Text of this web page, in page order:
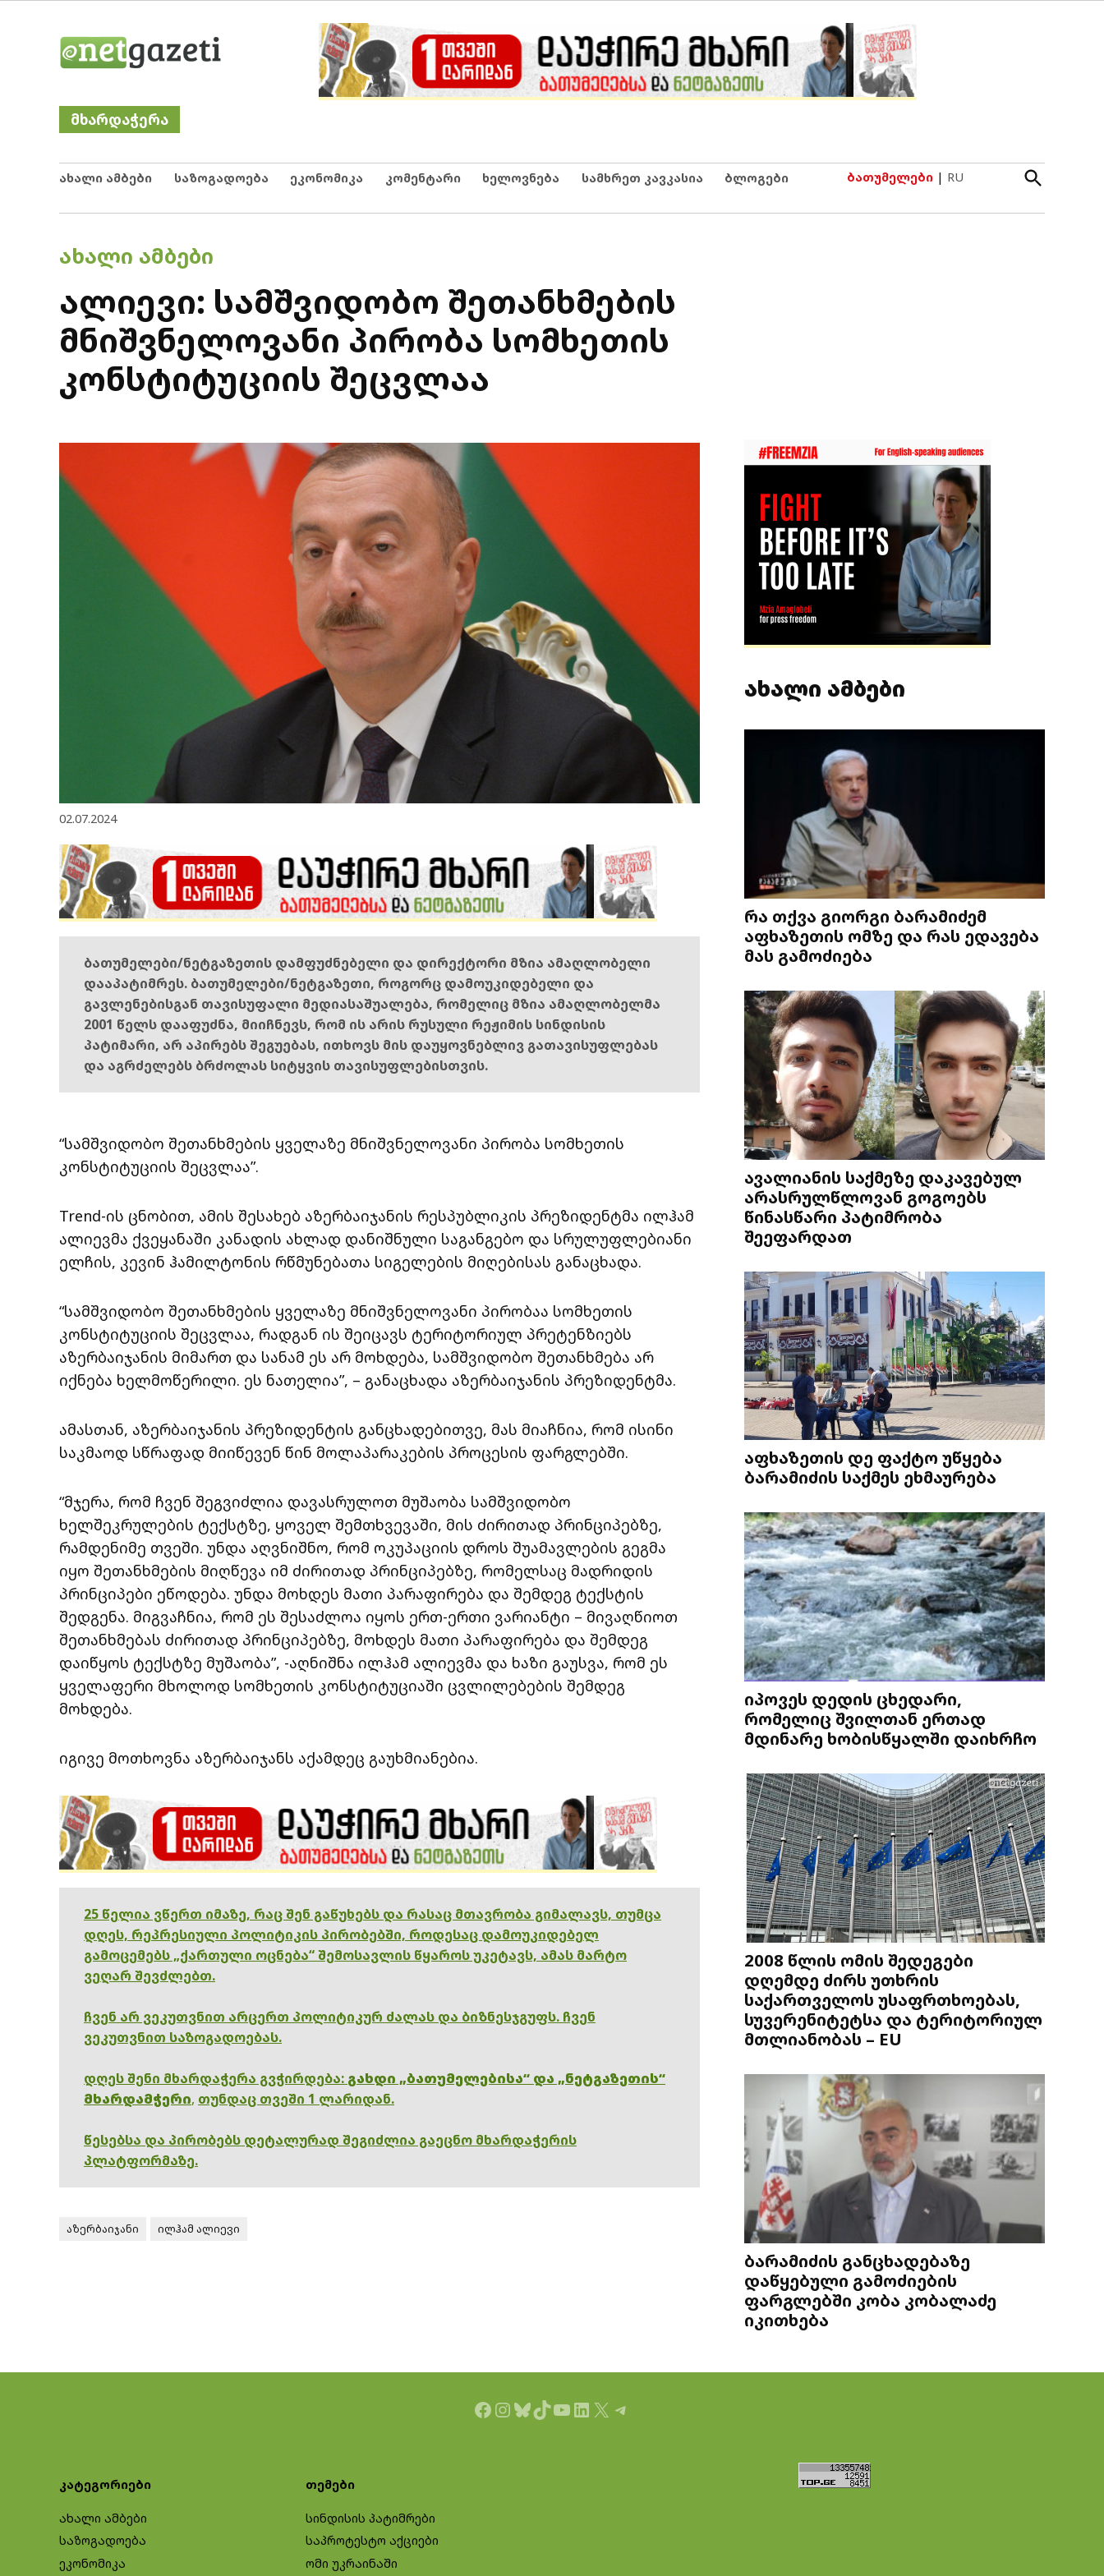
Netgazeti
მხარდაჭერა
ახალი ამბები საზოგადოება ეკონომიკა კომენტარი ხელოვნება სამხრეთ კავკასია ბლოგები ბათუმელები | RU
Open
Search
POSTED
ᲐᲮᲐᲚᲘ ᲐᲛᲑᲔᲑᲘ
ალიევი: სამშვიდობო შეთანხმების
მნიშვნელოვანი პირობა სომხეთის
კონსტიტუციის შეცვლაა
02.07.2024
ბათუმელები/ნეტგაზეთის დამფუძნებელი და დირექტორი მზია ამაღლობელი
დააპატიმრეს. ბათუმელები/ნეტგაზეთი, როგორც დამოუკიდებელი და
გავლენებისგან თავისუფალი მედიასაშუალება, რომელიც მზია ამაღლობელმა
2001 წელს დააფუძნა, მიიჩნევს, რომ ის არის რუსული რეჟიმის სინდისის
პატიმარი, არ აპირებს შეგუებას, ითხოვს მის დაუყოვნებლივ გათავისუფლებას
და აგრძელებს ბრძოლას სიტყვის თავისუფლებისთვის.
“სამშვიდობო შეთანხმების ყველაზე მნიშვნელოვანი პირობა სომხეთის
კონსტიტუციის შეცვლაა”.
Trend-ის ცნობით, ამის შესახებ აზერბაიჯანის რესპუბლიკის პრეზიდენტმა ილჰამ
ალიევმა ქვეყანაში კანადის ახლად დანიშნული საგანგებო და სრულუფლებიანი
ელჩის, კევინ ჰამილტონის რწმუნებათა სიგელების მიღებისას განაცხადა.
“სამშვიდობო შეთანხმების ყველაზე მნიშვნელოვანი პირობაა სომხეთის
კონსტიტუციის შეცვლაა, რადგან ის შეიცავს ტერიტორიულ პრეტენზიებს
აზერბაიჯანის მიმართ და სანამ ეს არ მოხდება, სამშვიდობო შეთანხმება არ
იქნება ხელმოწერილი. ეს ნათელია”, – განაცხადა აზერბაიჯანის პრეზიდენტმა.
ამასთან, აზერბაიჯანის პრეზიდენტის განცხადებითვე, მას მიაჩნია, რომ ისინი
საკმაოდ სწრაფად მიიწევენ წინ მოლაპარაკების პროცესის ფარგლებში.
“მჯერა, რომ ჩვენ შეგვიძლია დავასრულოთ მუშაობა სამშვიდობო
ხელშეკრულების ტექსტზე, ყოველ შემთხვევაში, მის ძირითად პრინციპებზე,
რამდენიმე თვეში. უნდა აღვნიშნო, რომ ოკუპაციის დროს შუამავლების გეგმა
იყო შეთანხმების მიღწევა იმ ძირითად პრინციპებზე, რომელსაც მადრიდის
პრინციპები ეწოდება. უნდა მოხდეს მათი პარაფირება და შემდეგ ტექსტის
შედგენა. მიგვაჩნია, რომ ეს შესაძლოა იყოს ერთ-ერთი ვარიანტი – მივაღწიოთ
შეთანხმებას ძირითად პრინციპებზე, მოხდეს მათი პარაფირება და შემდეგ
დაიწყოს ტექსტზე მუშაობა”, -აღნიშნა ილჰამ ალიევმა და ხაზი გაუსვა, რომ ეს
ყველაფერი მხოლოდ სომხეთის კონსტიტუციაში ცვლილებების შემდეგ
მოხდება.
იგივე მოთხოვნა აზერბაიჯანს აქამდეც გაუხმიანებია.
25 წელია ვწერთ იმაზე, რაც შენ გაწუხებს და რასაც მთავრობა გიმალავს, თუმცა
დღეს, რეპრესიული პოლიტიკის პირობებში, როდესაც დამოუკიდებელ
გამოცემებს „ქართული ოცნება“ შემოსავლის წყაროს უკეტავს, ამას მარტო
ვეღარ შევძლებთ.
ჩვენ არ ვეკუთვნით არცერთ პოლიტიკურ ძალას და ბიზნესჯგუფს. ჩვენ
ვეკუთვნით საზოგადოებას.
დღეს შენი მხარდაჭერა გვჭირდება: გახდი „ბათუმელებისა“ და „ნეტგაზეთის“
მხარდამჭერი, თუნდაც თვეში 1 ლარიდან.
წესებსა და პირობებს დეტალურად შეგიძლია გაეცნო მხარდაჭერის
პლატფორმაზე.
აზერბაიჯანი ილჰამ ალიევი
ახალი ამბები
რა თქვა გიორგი ბარამიძემ
აფხაზეთის ომზე და რას ედავება
მას გამოძიება
ავალიანის საქმეზე დაკავებულ
არასრულწლოვან გოგოებს
წინასწარი პატიმრობა
შეეფარდათ
აფხაზეთის დე ფაქტო უწყება
ბარამიძის საქმეს ეხმაურება
იპოვეს დედის ცხედარი,
რომელიც შვილთან ერთად
მდინარე ხობისწყალში დაიხრჩო
2008 წლის ომის შედეგები
დღემდე ძირს უთხრის
საქართველოს უსაფრთხოებას,
სუვერენიტეტსა და ტერიტორიულ
მთლიანობას – EU
ბარამიძის განცხადებაზე
დაწყებული გამოძიების
ფარგლებში კობა კობალაძე
იკითხება
Facebook
Instagram
Bluesky
TikTok
YouTube
LinkedIn
X Telegram
კატეგორიები
ახალი ამბები
საზოგადოება
ეკონომიკა
თემები
სინდისის პატიმრები
საპროტესტო აქციები
ომი უკრაინაში